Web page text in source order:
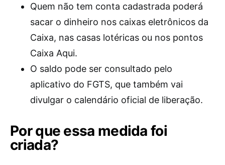
Quem não tem conta cadastrada poderá
sacar o dinheiro nos caixas eletrônicos da
Caixa, nas casas lotéricas ou nos pontos
Caixa Aqui.
O saldo pode ser consultado pelo
aplicativo do FGTS, que também vai
divulgar o calendário oficial de liberação.
Por que essa medida foi
criada?